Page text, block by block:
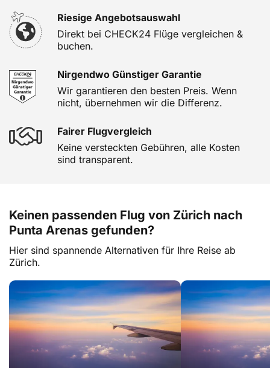
Riesige Angebotsauswahl
Direkt bei CHECK24 Flüge vergleichen &
buchen.
Nirgendwo Günstiger Garantie
Wir garantieren den besten Preis. Wenn
nicht, übernehmen wir die Differenz.
Fairer Flugvergleich
Keine versteckten Gebühren, alle Kosten
sind transparent.
Keinen passenden Flug von Zürich nach
Punta Arenas gefunden?
Hier sind spannende Alternativen für Ihre Reise ab
Zürich.